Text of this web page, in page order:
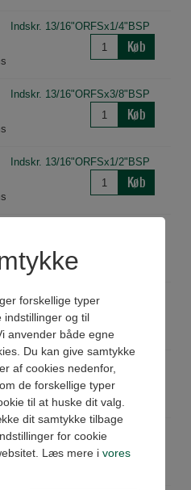
Indskr. 13/16"ORFSx1/4"BSP
Køb
Indskr. 13/16"ORFSx3/8"BSP
Køb
Indskr. 13/16"ORFSx1/2"BSP
Køb
Indskr. 1"ORFSx1/4"BSP
Indskr. 1"ORFSx3/8"BSP
Indskr. 1"ORFSx1/2"BSP
Køb
forskellige typer
indstillinger og til
anvender både egne
Du kan give samtykke
af cookies nedenfor,
de forskellige typer
til at huske dit valg.
dit samtykke tilbage
for cookie
Læs mere i vores